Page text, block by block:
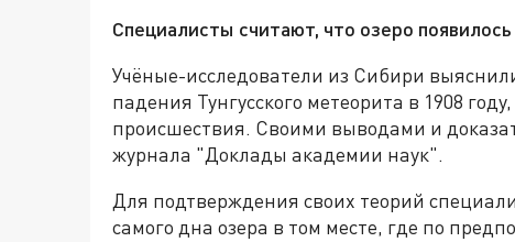
Специалисты считают, что озеро
Учёные-исследователи из Сибири
падения Тунгусского метеорита в 1908
происшествия. Своими выводами и
журнала "Доклады академии наук".
Для подтверждения своих теорий
самого дна озера в том месте, где по